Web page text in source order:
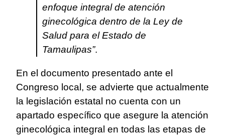
enfoque integral de atención
ginecológica dentro de la Ley de
Salud para el Estado de
Tamaulipas”.
En el documento presentado ante el
Congreso local, se advierte que actualmente
la legislación estatal no cuenta con un
apartado específico que asegure la atención
ginecológica integral en todas las etapas de